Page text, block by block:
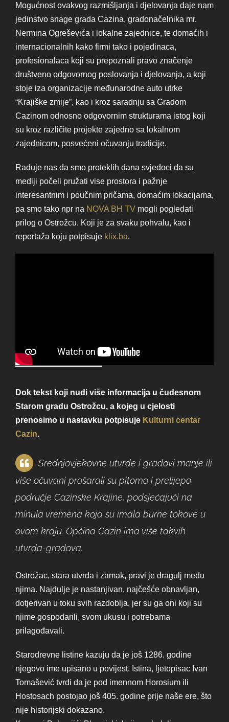
Mogućnost ovakvog razmišljanja i djelovanja daje nam
jedinstvo snage grada Cazina, gradonačelnika mr.
Nermina Ogreševića i lokalne zajednice, te domaćih i
internacionalnih kako firmi tako i pojedinaca,
profesionalaca koji su prepoznali pravo značenje
društveno odgovornog poslovanja i djelovanja, a koji
stoje iza organizacije međunarodne auto utrke
“Krajiške zmije”, kao i kroz saradnju sa Gradom
Cazinom odnosno odgovornim strukturama istog koji
su kroz različite projekte zajedno sa lokalnom
zajednicom, posvećeni očuvanju tradicije.
Raduje nas da smo proteklih dana svjedoci da su
mediji počeli pružati vise prostora i pažnje
interesantnim i poučnim pričama, domaćim lokacijama,
pa smo tako npr na NOVA BH TV mogli pogledati
prilog o Ostrožcu. Koji je za svaku pohvalu, kao i
reportaža koju potpisuje klix.ba.
Dok tekst koji nudi više informacija u čudesnom
Starom gradu Ostrožcu, a kojeg u cjelosti
prenosimo u nastavku potpisuje Kulturni centar
Cazin.
Srednjovjekovne utvrde i gradovi manje ili
više očuvani prošarali su pitomo i prelijepo
područje Cazinske Krajine, podsjećajući na
minula vremena koja su imala burne tokove u
ovom kraju. Općina Cazin ima više takvih
utvrda-gradova.
Ostrožac, stara utvrda i zamak, pravi je dragulj među
njima. Najdulje je nastanjivan, najčešće obnavljan,
dotjerivan u toku svih razdoblja, jer su ga oni koji su
njime gospodarili, svom ukusu i potrebama
prilagođavali.
Starodrevne listine kazuju da je još 1286. godine
njegovo ime upisano u povijest. Istina, ljetopisac Ivan
Tomašević tvrdi da je pod imennom Horosium ili
Hostosach postojao još 405. godine prije naše ere, što
nije historijski dokazano.